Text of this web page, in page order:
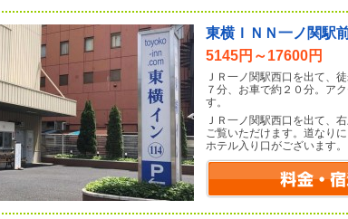
東横ＩＮＮ一ノ関駅
5145円～17600円
ＪＲ一ノ関駅西口を出て、
７分、お車で約２０分。ア
す。
ＪＲ一ノ関駅西口を出て、
ご覧いただけます。道なり
ホテル入り口がございます。